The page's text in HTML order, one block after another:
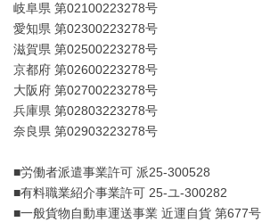
岐阜県 第02100223278号
愛知県 第02300223278号
滋賀県 第02500223278号
京都府 第02600223278号
大阪府 第02700223278号
兵庫県 第02803223278号
奈良県 第02903223278号
■労働者派遣事業許可 派25-300528
■有料職業紹介事業許可 25-ユ-300282
■一般貨物自動車運送事業 近運自貨 第677号